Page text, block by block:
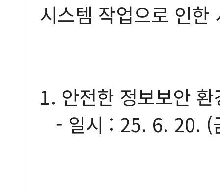
시스템 작업으로 인한
1. 안전한 정보보안
- 일시 : 25. 6. 20. (